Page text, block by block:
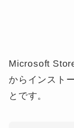
Microsoft
からインスト
とです。